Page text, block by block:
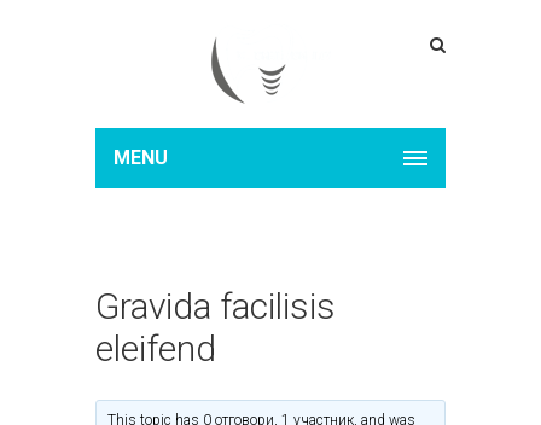
MENU
Gravida facilisis
eleifend
This topic has 0 отговори, 1 участник, and was